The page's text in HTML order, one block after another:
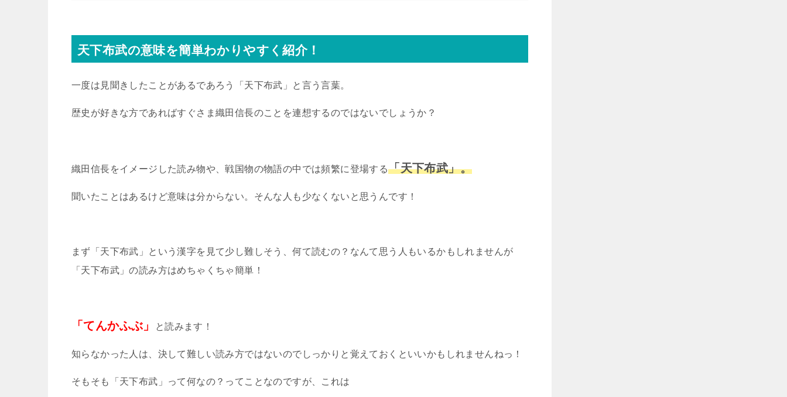
天下布武の意味を簡単わかりやすく紹介！
一度は見聞きしたことがあるであろう「天下布武」と言う言葉。
歴史が好きな方であればすぐさま織田信長のことを連想するのではないでしょうか？
織田信長をイメージした読み物や、戦国物の物語の中では頻繁に登場する「天下布武」。
聞いたことはあるけど意味は分からない。そんな人も少なくないと思うんです！
まず「天下布武」という漢字を見て少し難しそう、何て読むの？なんて思う人もいるかもしれませんが
「天下布武」の読み方はめちゃくちゃ簡単！
「てんかふぶ」 と読みます！
知らなかった人は、決して難しい読み方ではないのでしっかりと覚えておくといいかもしれませんねっ！
そもそも「天下布武」って何なの？ってことなのですが、これは